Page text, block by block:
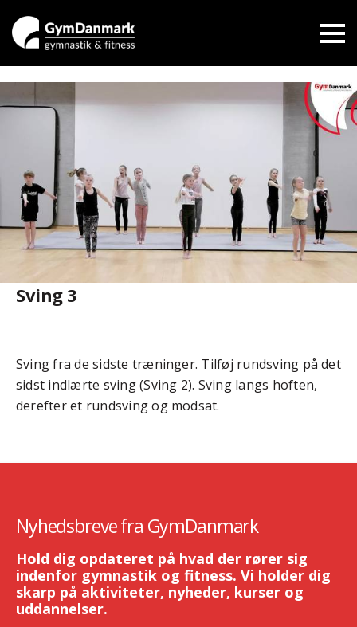
Sving 3
Sving fra de sidste træninger. Tilføj rundsving på det
sidst indlærte sving (Sving 2). Sving langs hoften,
derefter et rundsving og modsat.
Nyhedsbreve fra GymDanmark
Hold dig opdateret på hvad der rører sig
indenfor gymnastik og fitness. Vi holder dig
skarp på aktiviteter, nyheder, kurser og
uddannelser.